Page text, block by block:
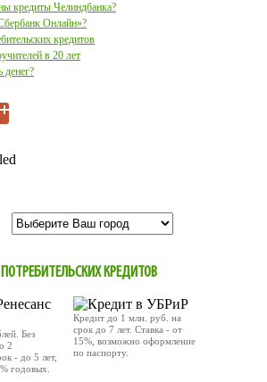
кредиты Челиндбанка?
Онлайн»?
кредитов
в 20 лет
денег?
КРЕДИТОВ
Без
2
- до 5 лет,
годовых.
Кредит до 1 млн. руб. на
срок до 7 лет. Ставка - от
15%, возможно оформление
по паспорту.